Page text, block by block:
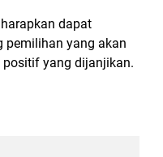
dapat
pemilihan yang akan
positif yang dijanjikan.